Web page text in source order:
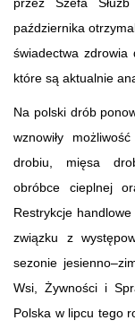
października
świadectwa zdrowia
które są aktualnie
Na polski drób
wznowiły
drobiu, mięsa
obróbce cieplnej
Restrykcje
związku z
sezonie
Wsi, Żywności i
Polska w lipcu tego